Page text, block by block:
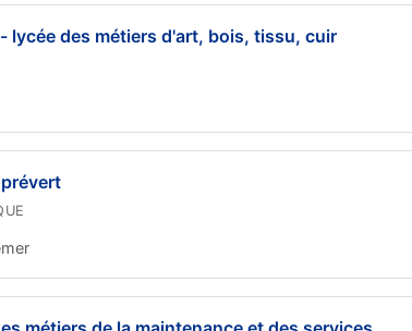
lycée des métiers d'art, bois, tissu, cuir